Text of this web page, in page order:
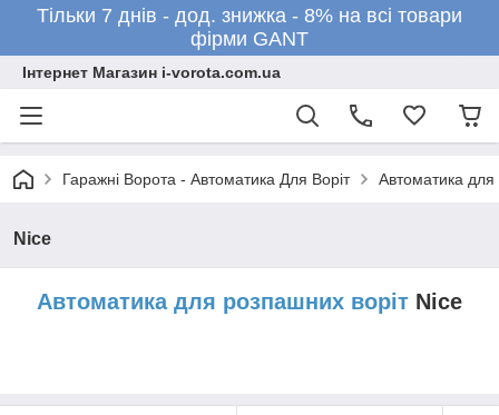
Тільки 7 днів - дод. знижка - 8% на всі товари
фірми GANT
Інтернет Магазин i-vorota.com.ua
Гаражні Ворота - Автоматика Для Воріт Автоматика для
Nice
Автоматика для розпашних воріт Nice